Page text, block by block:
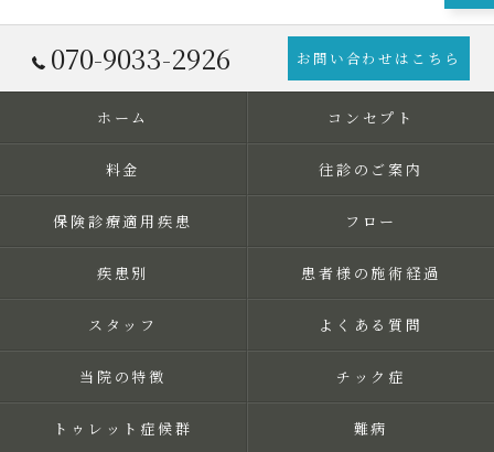
070-9033-2926 お問い合わせはこちら
ホーム コンセプト
料金 往診のご案内
保険診療適用疾患 フロー
疾患別 患者様の施術経過
スタッフ よくある質問
当院の特徴 チック症
トゥレット症候群 難病